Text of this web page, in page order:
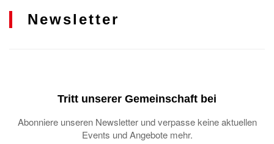
Newsletter
Tritt unserer Gemeinschaft bei
Abonniere unseren Newsletter und verpasse keine aktuellen
Events und Angebote mehr.